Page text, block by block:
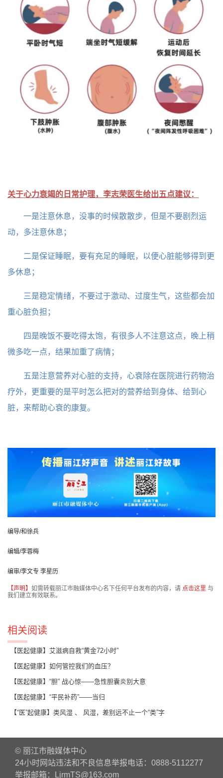
关于心力衰竭的日常护理，李志荣医生给出五点建议：
一是注意休息，没事的时候散散步，但是不要剧烈运
动，多注意休息；
二是保证睡眠，要有充足的睡眠，以便心脏能够得到更
多休息；
三是稳定情绪，不要过于激动、过度生气，这些都会加
重心脏负担；
四是晚饭不要吃得太饱，有很多人不注意这点，晚上稍
微多吃一点，结果加重了病情；
五是注意营养对心脏的支持，心衰除在医院进行药物治
疗外，更重要的是平时怎么把对的营养给到身体、给到心
脏，来帮助心衰的康复。
编导/和徐兵
编辑/李蓉梅
编审/李文专 李星历
【声明】 如需转载丽江市融媒体中心名下任何平台发布的内容，请 点击这里 与
我们建立有效联系。
相关阅读
【医起健康】艾滋病自救“黄金72小时”
【医起健康】如何管控我们的血压？
【医起健康】“胆” 战心惊——急性胆囊炎别大意
【医起健康】“平民补药”——当归
【“医”起健康】类风湿 、 风湿，差别远不止一个“类”字
© 丽江市融媒体中心
24小时网站违法和不良信息举报电话：0888-5112277
举报邮箱：LjrmTS@163.com